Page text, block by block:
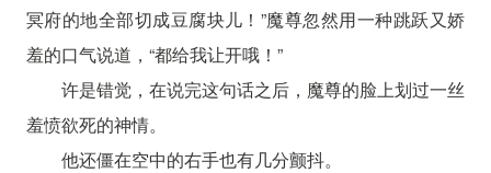
冥府的地全部切成豆腐块儿！”魔尊忽然用一种跳跃又娇
羞的口气说道，“都给我让开哦！”
许是错觉，在说完这句话之后，魔尊的脸上划过一丝
羞愤欲死的神情。
他还僵在空中的右手也有几分颤抖。